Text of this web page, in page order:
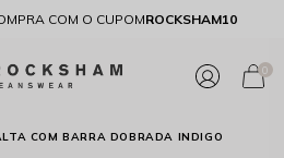
COM O CUPOMROCKSHAM10
0
COM BARRA DOBRADA INDIGO